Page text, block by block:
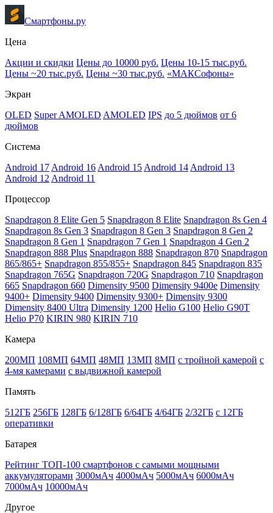
Смартфоны.ру
Цена
Акции и скидки Цены до 10000 руб. Цены 10-15 тыс.руб.
Цены ~20 тыс.руб. Цены ~30 тыс.руб. «МАКСофоны»
Экран
OLED Super AMOLED AMOLED IPS до 5 дюймов от 6
дюймов
Система
Android 17 Android 16 Android 15 Android 14 Android 13
Android 12 Android 11
Процессор
Snapdragon 8 Elite Gen 5 Snapdragon 8 Elite Snapdragon 8s Gen 4
Snapdragon 8s Gen 3 Snapdragon 8 Gen 3 Snapdragon 8 Gen 2
Snapdragon 8 Gen 1 Snapdragon 7 Gen 1 Snapdragon 4 Gen 2
Snapdragon 888 Plus Snapdragon 888 Snapdragon 870 Snapdragon
865/865+ Snapdragon 855/855+ Snapdragon 845 Snapdragon 835
Snapdragon 765G Snapdragon 720G Snapdragon 710 Snapdragon
665 Snapdragon 660 Dimensity 9500 Dimensity 9400e Dimensity
9400+ Dimensity 9400 Dimensity 9300+ Dimensity 9300
Dimensity 8400 Ultra Dimensity 1200 Helio G100 Helio G90T
Helio P70 KIRIN 980 KIRIN 710
Камера
200МП 108МП 64МП 48МП 13МП 8МП с тройной камерой с
4-мя камерами с выдвижной камерой
Память
512ГБ 256ГБ 128ГБ 6/128ГБ 6/64ГБ 4/64ГБ 2/32ГБ с 12ГБ
оперативки
Батарея
Рейтинг ТОП-100 смартфонов с самыми мощными
аккумуляторами 3000мАч 4000мАч 5000мАч 6000мАч
7000мАч 10000мАч
Другое